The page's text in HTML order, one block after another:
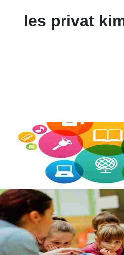
les privat